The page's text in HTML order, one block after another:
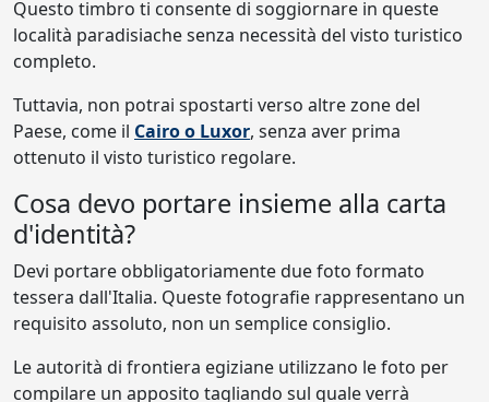
Questo timbro ti consente di soggiornare in queste
località paradisiache senza necessità del visto turistico
completo.
Tuttavia, non potrai spostarti verso altre zone del
Paese, come il Cairo o Luxor, senza aver prima
ottenuto il visto turistico regolare.
Cosa devo portare insieme alla carta
d'identità?
Devi portare obbligatoriamente due foto formato
tessera dall'Italia. Queste fotografie rappresentano un
requisito assoluto, non un semplice consiglio.
Le autorità di frontiera egiziane utilizzano le foto per
compilare un apposito tagliando sul quale verrà